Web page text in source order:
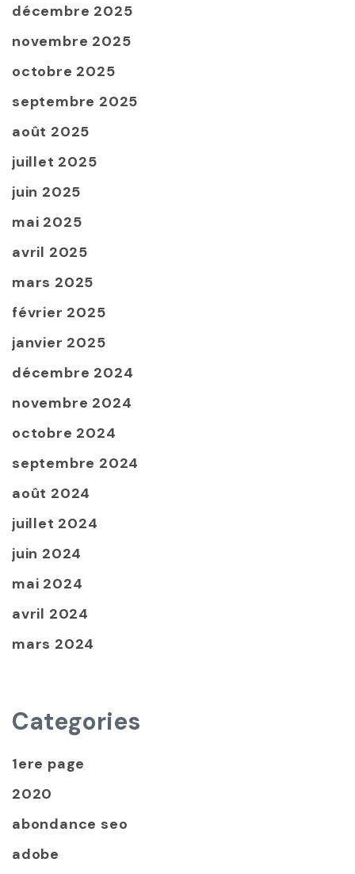
décembre 2025
novembre 2025
octobre 2025
septembre 2025
août 2025
juillet 2025
juin 2025
mai 2025
avril 2025
mars 2025
février 2025
janvier 2025
décembre 2024
novembre 2024
octobre 2024
septembre 2024
août 2024
juillet 2024
juin 2024
mai 2024
avril 2024
mars 2024
Categories
1ere page
2020
abondance seo
adobe